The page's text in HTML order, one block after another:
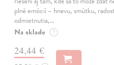
plné emócií – hnevu, smútku,
odmietnutia,…
Na sklade ?
24,44 €